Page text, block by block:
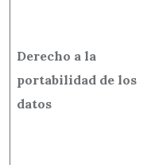
Derecho a la
portabilidad de los
datos